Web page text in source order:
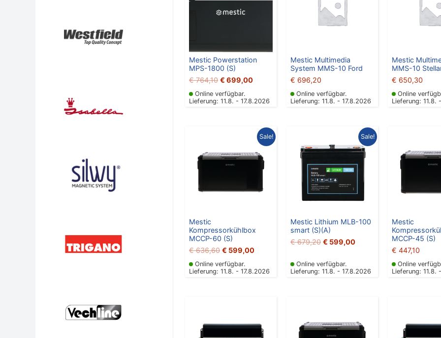
Mestic Powerstation
MPS-1800 (S)
€764,10 € 699,00
Online verfügbar.
Lieferung: 11.8. - 17.8.2026
Mestic Multimedia
System MMS-10 Ford
€ 696,20
Online verfügbar.
Lieferung: 11.8. - 17.8.2026
Mestic
MMS-10
€ 650,30
Online
Lieferung: 11.8.
Sale!
Mestic
Kompressorkühlbox
MCCP-60 (S)
€636,60
Ursprünglicher
€ 636,60
€ 599,00
Aktueller
Preis
ist:
€ 599,00.
Online verfügbar.
Lieferung: 11.8. - 17.8.2026
Sale!
Mestic Lithium MLB-100
smart (S)(A)
€679,20
Ursprünglicher
war:
€ 599,00
Aktueller
Preis
ist:
€ 599,00.
Online verfügbar.
Lieferung: 11.8. - 17.8.2026
Mestic
MCCP-45 (S)
€ 447,10
Online
Lieferung: 11.8.